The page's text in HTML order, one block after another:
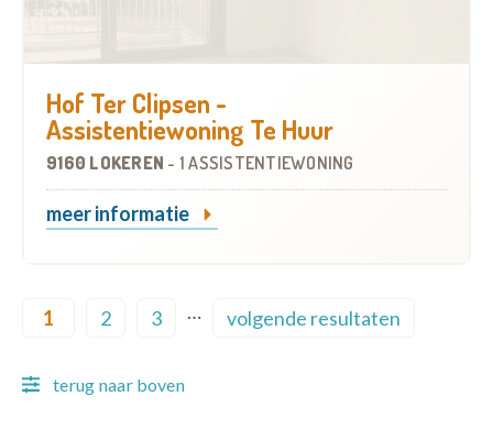
Hof Ter Clipsen -
Assistentiewoning Te Huur
9160 LOKEREN - 1 ASSISTENTIEWONING
meer informatie
1 2 3
…
volgende resultaten
terug naar boven